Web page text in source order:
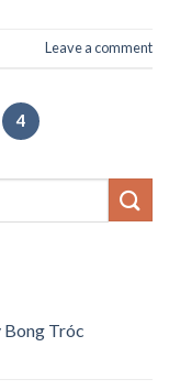
Leave a comment
4
Bong Tróc